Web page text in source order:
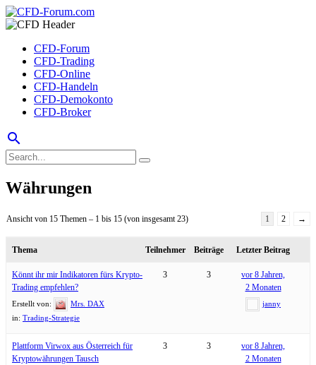
CFD-Forum
CFD-Trading
CFD-Online
CFD-Handeln
CFD-Demokonto
CFD-Broker
search
Währungen
Ansicht von 15 Themen – 1 bis 15 (von insgesamt 23) 1 2 →
Thema Teilnehmer Beiträge Letzter Beitrag
Könnt ihr mir Indikatoren fürs Krypto-
Trading empfehlen?
Erstellt von:
Mrs. DAX
in: Trading-Strategie
3 3
vor 8 Jahren,
2 Monaten
janny
Plattform Virwox aus Österreich für
Kryptowährungen Tausch
3 3
vor 8 Jahren,
2 Monaten